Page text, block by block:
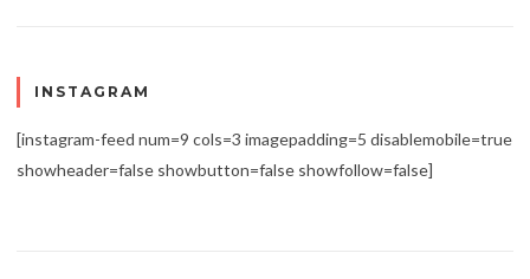
INSTAGRAM
[instagram-feed num=9 cols=3 imagepadding=5 disablemobile=true
showheader=false showbutton=false showfollow=false]